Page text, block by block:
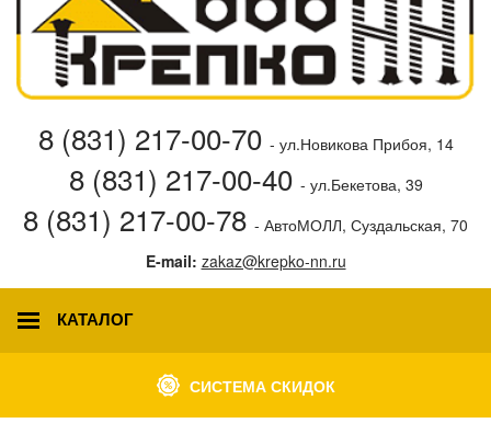
8 (831) 217-00-70 - ул.Новикова Прибоя, 14
8 (831) 217-00-40 - ул.Бекетова, 39
8 (831) 217-00-78 - АвтоМОЛЛ, Суздальская, 70
E-mail: zakaz@krepko-nn.ru
КАТАЛОГ
СИСТЕМА СКИДОК